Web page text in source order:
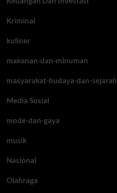
Kriminal
kuliner
makanan-dan-minuman
masyarakat-budaya-dan-sejarah
Media Sosial
mode-dan-gaya
musik
Nasional
Olahraga